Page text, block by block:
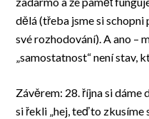
dělá (třeba jsme si schopni
své rozhodování). A ano –
„samostatnost“ není stav,
Závěrem: 28. října si dáme
si řekli „hej, teď to zkusíme